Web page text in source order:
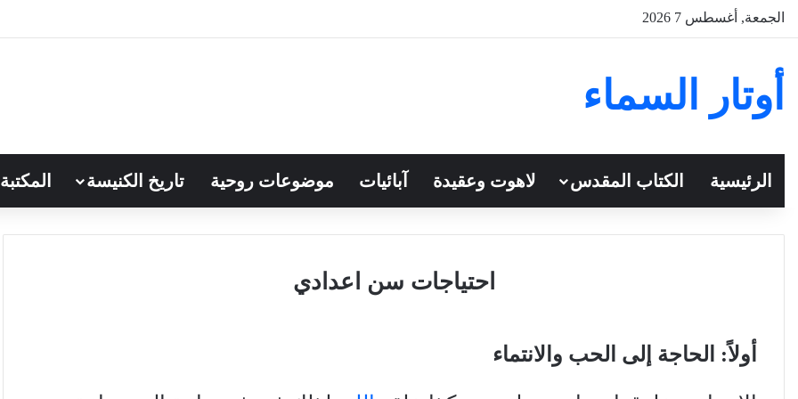
الجمعة, أغسطس 7 2026
أوتار السماء
الرئيسية الكتاب المقدس لاهوت وعقيدة آبائيات موضوعات روحية تاريخ الكنيسة المكتبة
احتياجات سن اعدادي
أولاً: الحاجة إلى الحب والانتماء